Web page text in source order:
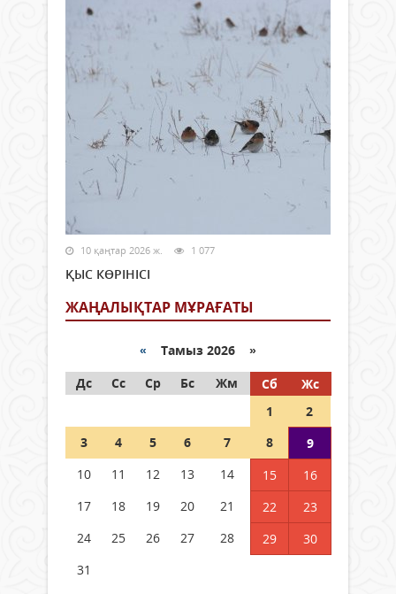
10 қаңтар 2026 ж. 1 077
ҚЫС КӨРІНІСІ
ЖАҢАЛЫҚТАР МҰРАҒАТЫ
« Тамыз 2026 »
Дс
Сс Ср Бс Жм Сб
Жс
1
2
3
4 5 6 7 8
9
10
11 12 13 14 15
16
17
18 19 20 21 22
23
24
25 26 27 28 29
30
31